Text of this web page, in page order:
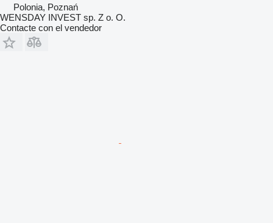
Polonia, Poznań
WENSDAY INVEST sp. Z o. O.
Contacte con el vendedor